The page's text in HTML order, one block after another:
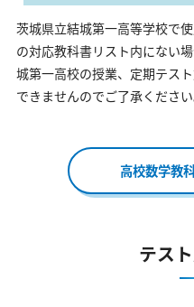
茨城県立結城第一高等学校で
の対応教科書リスト内にない
城第一高校の授業、定期テス
できませんのでご了承ください
高校数学教
テス